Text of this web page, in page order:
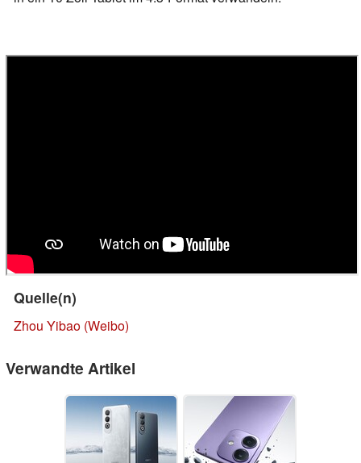
Quelle(n)
Zhou Yibao (Weibo)
Verwandte Artikel